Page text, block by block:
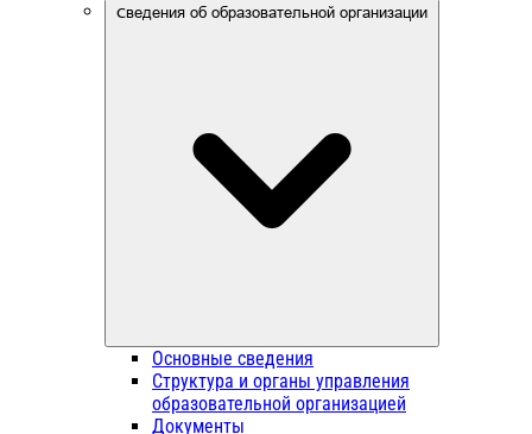
Сведения об образовательной организации
Основные сведения
Структура и органы управления
образовательной организацией
Документы